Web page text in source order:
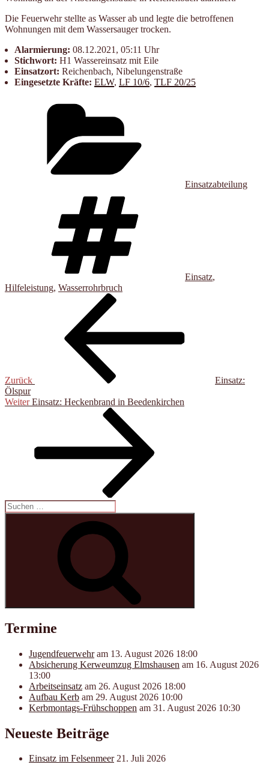
Die Feuerwehr stellte as Wasser ab und legte die betroffenen
Wohnungen mit dem Wassersauger trocken.
Alarmierung: 08.12.2021, 05:11 Uhr
Stichwort: H1 Wassereinsatz mit Eile
Einsatzort: Reichenbach, Nibelungenstraße
Eingesetzte Kräfte: ELW, LF 10/6, TLF 20/25
Einsatzabteilung
Einsatz,
Hilfeleistung, Wasserrohrbruch
Beitragsnavigation
Zurück
Einsatz:
Ölspur
Nächster
Weiter Einsatz: Heckenbrand in Beedenkirchen
Suchen
nach:
Termine
Jugendfeuerwehram 13. August 2026 18:00
Absicherung Kerweumzug Elmshausen am 16. August 2026
13:00
Arbeitseinsatz am 26. August 2026 18:00
Aufbau Kerb am 29. August 2026 10:00
Kerbmontags-Frühschoppen am 31. August 2026 10:30
Neueste Beiträge
Einsatz im Felsenmeer 21. Juli 2026